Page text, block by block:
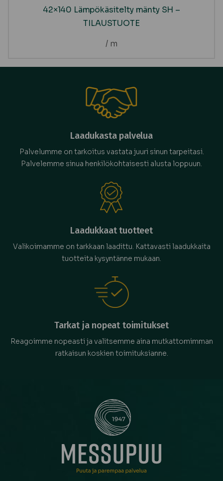
42×140 Lämpökäsitelty mänty SH –
TILAUSTUOTE
/ m
Laadukasta palvelua
Palvelumme on tarkoitus vastata juuri sinun tarpeitasi.
Palvelemme sinua henkilökohtaisesti alusta loppuun.
Laadukkaat tuotteet
Valikoimamme on tarkkaan laadittu. Kattavasti laadukkaita
tuotteita kysyntänne mukaan.
Tarkat ja nopeat toimitukset
Reagoimme nopeasti ja valitsemme aina mutkattomimman
ratkaisun koskien toimituksianne.